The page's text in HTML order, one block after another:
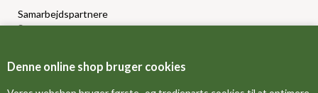
Denne online shop bruger cookies
Samarbejdspartnere
Sponsorprogram
Grossistsalg